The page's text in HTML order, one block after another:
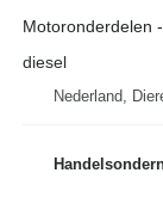
Motoronderdelen
diesel
Nederland,